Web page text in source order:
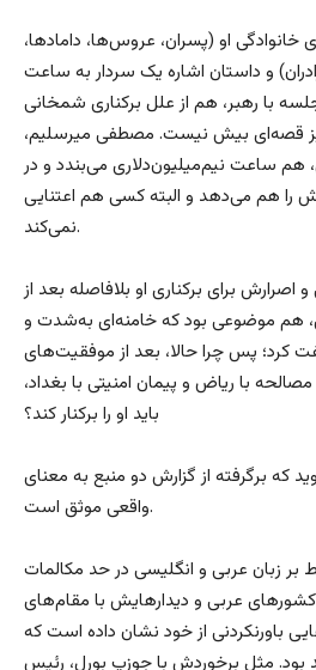
او (پسران، عروس‌ها، دامادها،
و داستان اشاره یک سردار به ساعت
جلسه با رهبر، هم از علل برکناری شمخانی
قصه‌ای بیش نیست. مصطفی میرسلیم،
هم ساعت نیم‌میلیون‌دلاری می‌بندد و در
را هم می‌دهد و البته کسی هم اعتنایی
نمی‌کند.
برای برکناری او بلافاصله بعد از
هم موضوعی بود که خامنه‌ای به‌شدت و
کرد؛ پس چرا حالا، بعد از موفقیت‌های
با ریاض و پیمان امنیتی با بغداد،
باید او را برکنار کند؟
که برگرفته از گزارش دو منبع به معنای
واقعی موثق است.
زبان عربی و انگلیسی در حد مکالمات
عربی و دیدارهایش با مقام‌های
باورنکردنی از خود نشان داده است که
بود. مثل برخوردش با جوزپ بورل، رئیس